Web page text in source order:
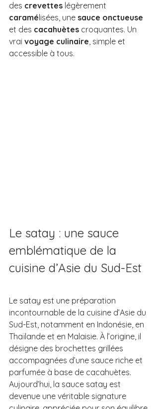
des crevettes légèrement
caramélisées, une sauce onctueuse
et des cacahuètes croquantes. Un
vrai voyage culinaire, simple et
accessible à tous.
Le satay : une sauce
emblématique de la
cuisine d’Asie du Sud-Est
Le satay est une préparation
incontournable de la cuisine d’Asie du
Sud-Est, notamment en Indonésie, en
Thaïlande et en Malaisie. À l’origine, il
désigne des brochettes grillées
accompagnées d’une sauce riche et
parfumée à base de cacahuètes.
Aujourd’hui, la sauce satay est
devenue une véritable signature